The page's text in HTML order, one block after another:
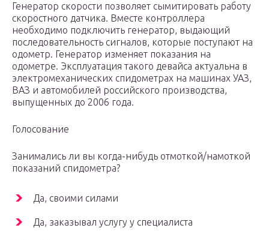
Генератор скорости позволяет сымитировать работу
скоростного датчика. Вместе контроллера
необходимо подключить генератор, выдающий
последовательность сигналов, которые поступают на
одометр. Генератор изменяет показания на
одометре. Эксплуатация такого девайса актуальна в
электромеханических спидометрах на машинах УАЗ,
ВАЗ и автомобилей российского производства,
выпущенных до 2006 года.
Голосование
Занимались ли вы когда-нибудь отмоткой/намоткой
показаний спидометра?
Да, своими силами
Да, заказывал услугу у специалиста